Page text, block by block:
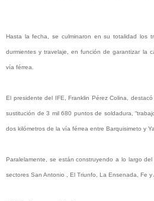
Hasta la fecha, se culminaron en su totalidad los
durmientes y travelaje, en función de garantizar la
vía férrea.
El presidente del IFE, Franklin Pérez Colina,
sustitución de 3 mil 680 puntos de soldadura,
dos kilómetros de la vía férrea entre Barquisimeto y
Paralelamente, se están construyendo a lo largo
sectores San Antonio , El Triunfo, La Ensenada, Fe y